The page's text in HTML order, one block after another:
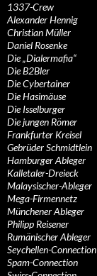
1337-Crew
Alexander Hennig
Christian Müller
Daniel Rosenke
Die „Dialermafia“
Die B2Bler
Die Cybertainer
Die Hasimäuse
Die Isselburger
Die jungen Römer
Frankfurter Kreisel
Gebrüder Schmidtlein
Hamburger Ableger
Kalletaler-Dreieck
Malaysischer-Ableger
Mega-Firmennetz
Münchener Ableger
Philipp Reisener
Rumänischer Ableger
Seychellen-Connection
Spam-Connection